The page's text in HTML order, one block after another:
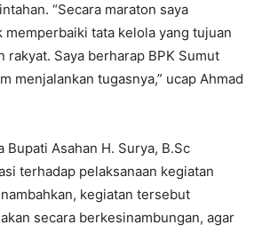
“Secara maraton saya
memperbaiki tata kelola yang tujuan
rakyat. Saya berharap BPK Sumut
menjalankan tugasnya,” ucap Ahmad
Bupati Asahan H. Surya, B.Sc
terhadap pelaksanaan kegiatan
kegiatan tersebut
secara berkesinambungan, agar